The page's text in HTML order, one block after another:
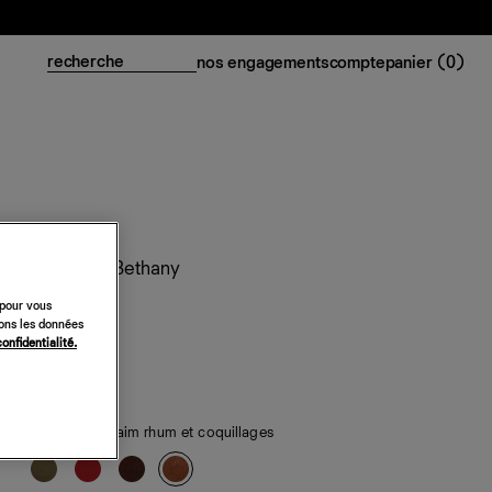
nos engagementscomptepanier (0)
Ballerines Bethany
398 €
classiques
— daim rhum et coquillages
vous
les données